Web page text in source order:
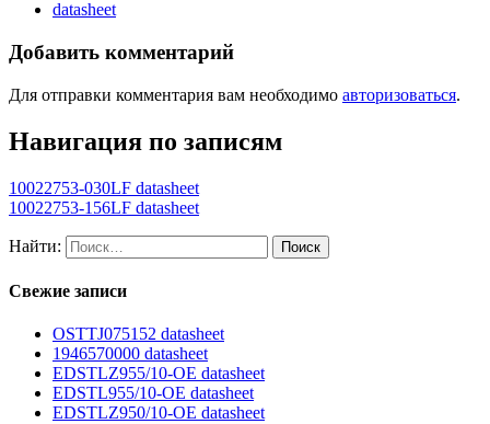
datasheet
Добавить комментарий
Для отправки комментария вам необходимо авторизоваться.
Навигация по записям
10022753-030LF datasheet
10022753-156LF datasheet
Найти:
Свежие записи
OSTTJ075152 datasheet
1946570000 datasheet
EDSTLZ955/10-OE datasheet
EDSTL955/10-OE datasheet
EDSTLZ950/10-OE datasheet